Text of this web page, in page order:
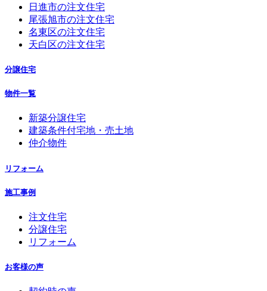
日進市の注文住宅
尾張旭市の注文住宅
名東区の注文住宅
天白区の注文住宅
分譲住宅
物件一覧
新築分譲住宅
建築条件付宅地・売土地
仲介物件
リフォーム
施工事例
注文住宅
分譲住宅
リフォーム
お客様の声